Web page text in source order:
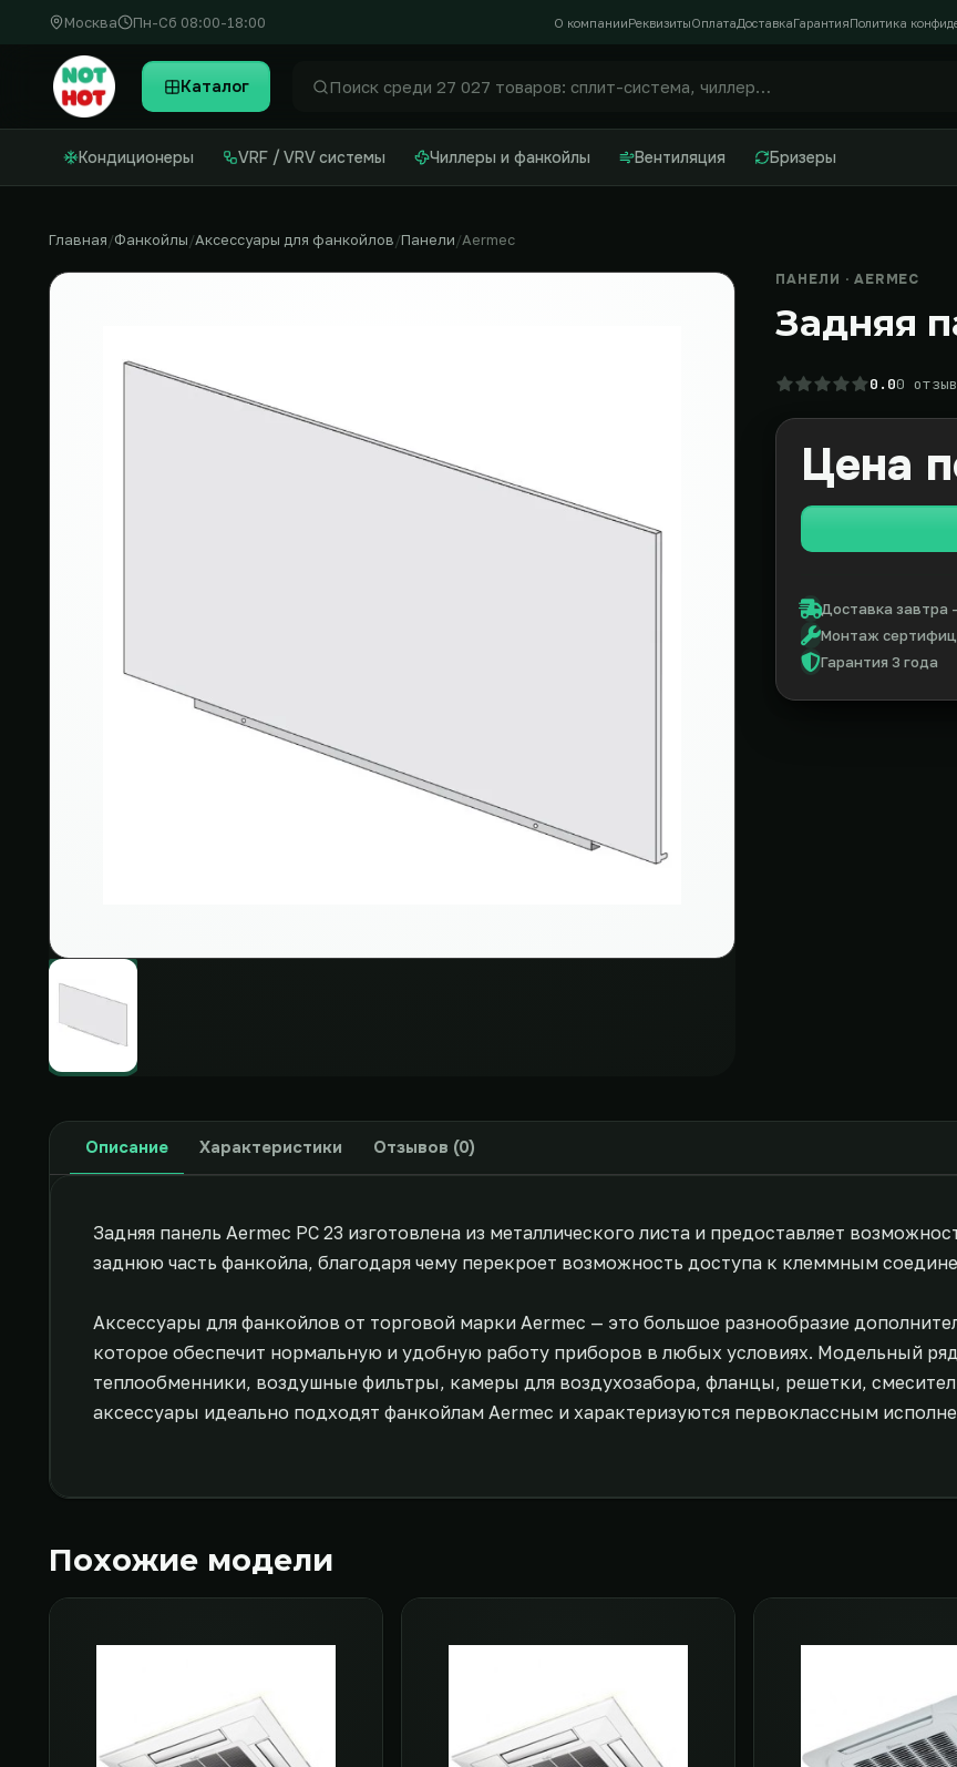
Москва Пн-Сб 08:00-18:00 О компанииРеквизитыОплатаДоставкаГарантияПолитика
Каталог Найти
Кондиционеры VRF / VRV системы Чиллеры и фанкойлы Вентиляция Бризеры
Главная Фанкойлы Аксессуары для фанкойлов Панели Aermec
ПАНЕЛИ · AERMEC
Задняя
0.00
Цена
Доставка завтра
Монтаж
Гарантия 3 года
Описание Характеристики Отзывов (0)
Задняя панель Aermec PC 23 изготовлена из металлического листа и предоставляет
заднюю часть фанкойла, благодаря чему перекроет возможность доступа к клеммным
Аксессуары для фанкойлов от торговой марки Aermec — это большое разнообразие
которое обеспечит нормальную и удобную работу приборов в любых условиях. Модельный
теплообменники, воздушные фильтры, камеры для воздухозабора, фланцы, решетки,
аксессуары идеально подходят фанкойлам Aermec и характеризуются первоклассным
Похожие модели